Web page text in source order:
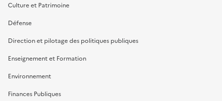
Culture et Patrimoine
Défense
Direction et pilotage des politiques publiques
Enseignement et Formation
Environnement
Finances Publiques